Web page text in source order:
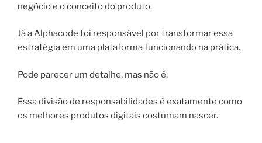
negócio e o conceito do produto.
Já a Alphacode foi responsável por transformar essa
estratégia em uma plataforma funcionando na prática.
Pode parecer um detalhe, mas não é.
Essa divisão de responsabilidades é exatamente como
os melhores produtos digitais costumam nascer.